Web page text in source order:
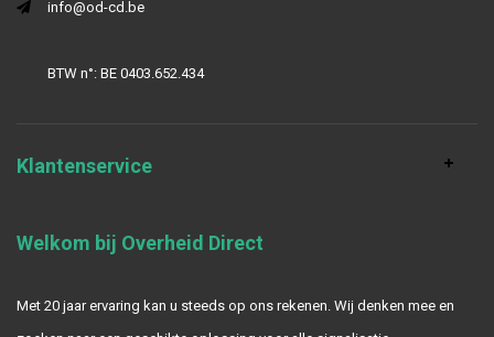
info@od-cd.be
BTW n°: BE 0403.652.434
Klantenservice
Welkom bij Overheid Direct
Met 20 jaar ervaring kan u steeds op ons rekenen. Wij denken mee en